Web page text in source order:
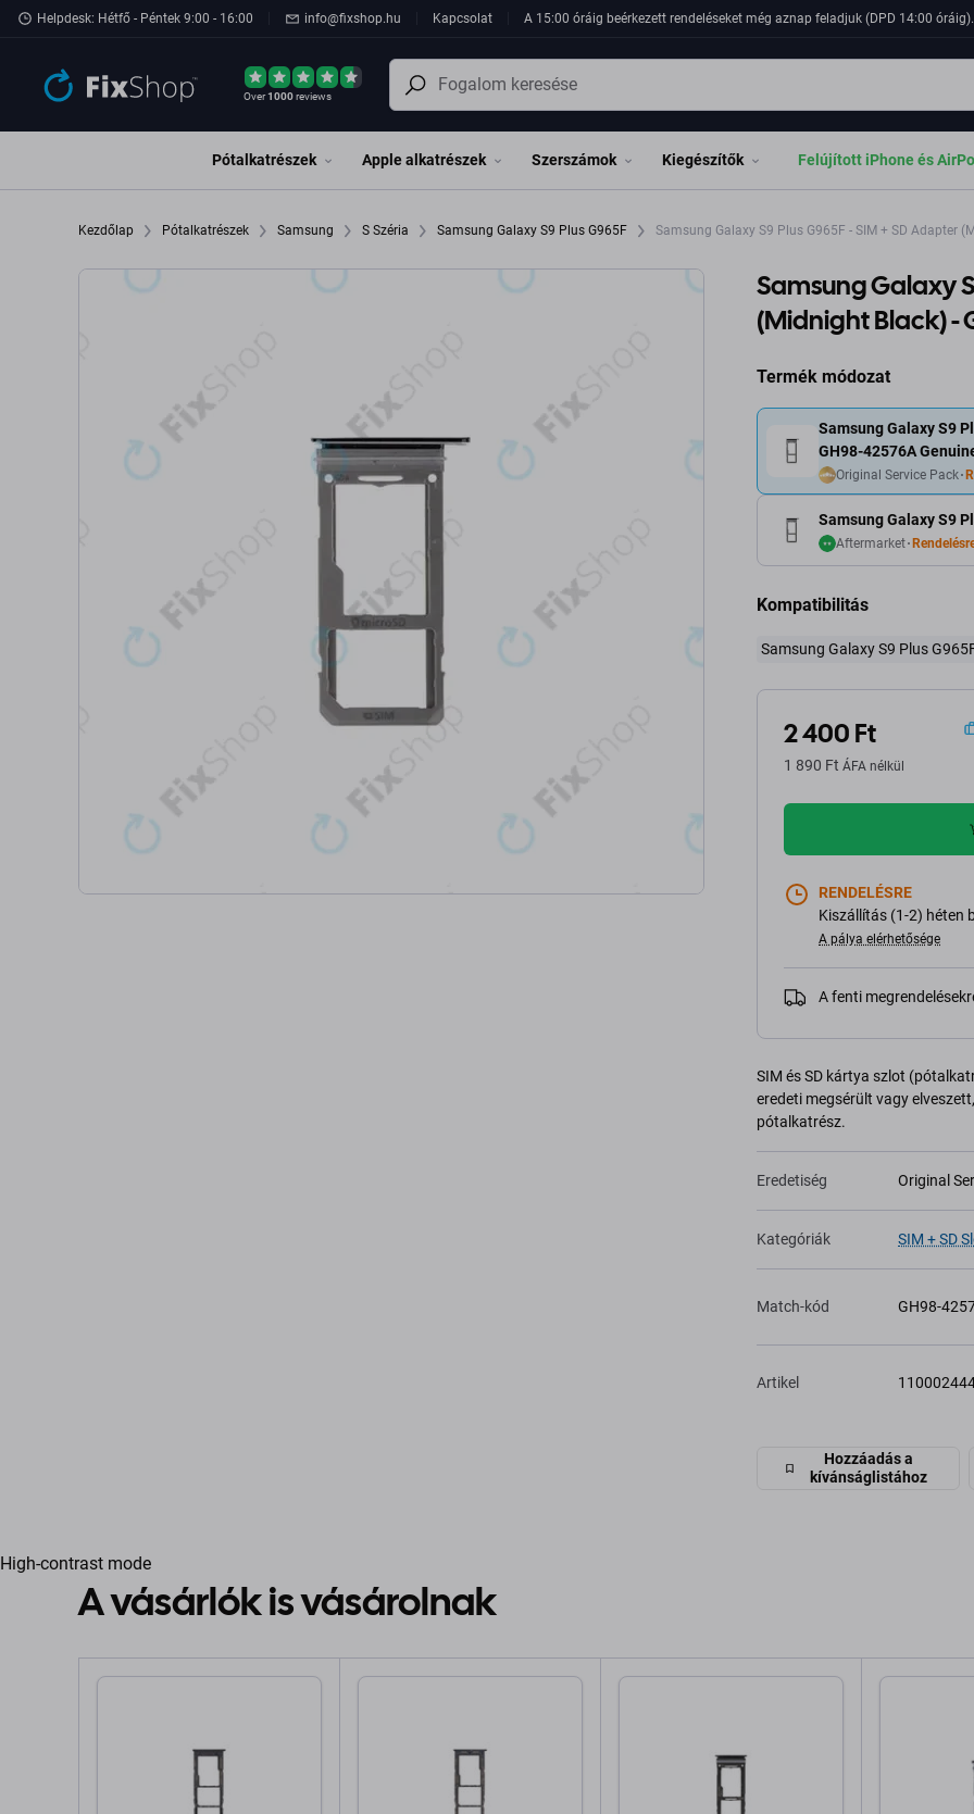
Ugrás az oldal fő részéhez
Helpdesk: Hétfő - Péntek 9:00 - 16:00 info@fixshop.hu Kapcsolat A 15:00 óráig beérkezett rendeléseket még aznap feladjuk (DPD 14:00
Over1000reviews
Pótalkatrészek Apple alkatrészek Szerszámok Kiegészítők Felújított iPhone és
Kezdőlap Pótalkatrészek Samsung S Széria Samsung Galaxy S9 Plus G965F Samsung Galaxy S9 Plus G965F - SIM + SD Adapter
Samsung Galaxy
(Midnight Black) -
Termék módozat
Samsung Galaxy S9
GH98-42576A
Original Service Pack
Samsung Galaxy S9
Aftermarket
Kompatibilitás
Samsung Galaxy S9 Plus
2 400 Ft
1 890 Ft ÁFA nélkül
RENDELÉSRE
Kiszállítás (1-2) héten
A pálya elérhetősége
A fenti
SIM és SD kártya szlot
eredeti megsérült vagy
pótalkatrész.
Eredetiség Original
Kategóriák SIM + SD
Match-kód GH98-
Artikel
Hozzáadás a
kívánságlistához
High-contrast mode
A vásárlók is vásárolnak